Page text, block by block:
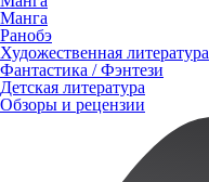
Манга
Ранобэ
Художественная литература
Фантастика / Фэнтези
Детская литература
Обзоры и рецензии